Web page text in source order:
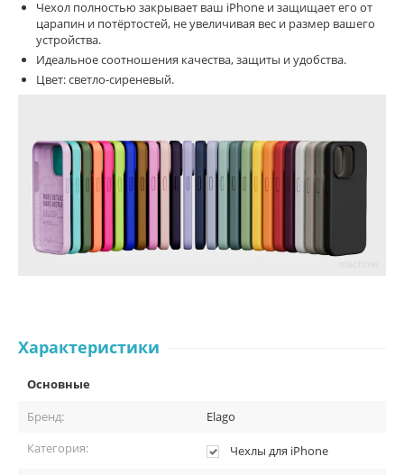
Чехол полностью закрывает ваш iPhone и защищает его от
царапин и потёртостей, не увеличивая вес и размер вашего
устройства.
Идеальное соотношения качества, защиты и удобства.
Цвет: светло-сиреневый.
Характеристики
Основные
Бренд:
Elago
Категория:
Чехлы для iPhone